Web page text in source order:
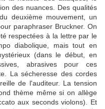
des nuances. Des qualités
deuxième mouvement, un
paraphraser Bruckner. On
respectées à la lettre par le
diabolique, mais tout en
(dans le début, en
abrasives pour ces
La sécheresse des cordes
de l'auditeur. La tension
thème même si on allège
aux seconds violons). Et